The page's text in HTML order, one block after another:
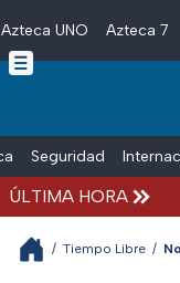
Skip to main content
Azteca UNO Azteca 7
Seguridad
ÚLTIMA HORA
/ Tiempo Libre /